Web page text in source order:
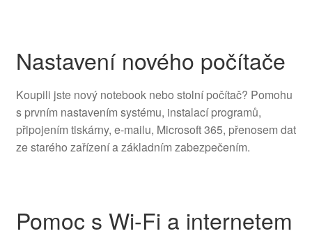
Nastavení nového počítače
Koupili jste nový notebook nebo stolní počítač? Pomohu
s prvním nastavením systému, instalací programů,
připojením tiskárny, e-mailu, Microsoft 365, přenosem dat
ze starého zařízení a základním zabezpečením.
Pomoc s Wi-Fi a internetem